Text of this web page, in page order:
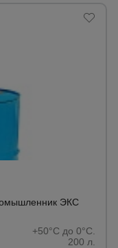
ЭКС
+50°C до 0°C.
200 л.